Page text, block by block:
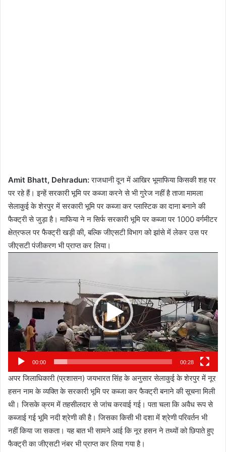
Amit Bhatt, Dehradun:राजधानी दून में आखिर भूमाफिया किसकी शह पर
पर रहे हैं। इन्हें सरकारी भूमि पर कब्जा करने से भी गुरेज नहीं है ताजा मामला
सेलाकुई के शेरपुर में सरकारी भूमि पर कब्जा कर प्लास्टिक का दाना बनाने की
फैक्ट्री से जुड़ा है। माफिया ने न सिर्फ सरकारी भूमि पर कब्जा पर 1000 वर्गमीटर
क्षेत्रफल पर फैक्ट्री खड़ी की, बल्कि जीएसटी विभाग को झांसे में लेकर उस पर
जीएसटी पंजीकरण भी प्राप्त कर लिया।
00:00 00:28
अपर जिलाधिकारी (प्रशासन) जयभारत सिंह के अनुसार सेलाकुई के शेरपुर में नूर
हसन नाम के व्यक्ति के सरकारी भूमि पर कब्जा कर फैक्ट्री बनाने की सूचना मिली
थी। जिसके क्रम में तहसीलदार से जांच करवाई गई। पता चला कि अवैध रूप से
कब्जाई गई भूमि नदी श्रेणी की है। जिसका किसी भी दशा में श्रेणी परिवर्तन भी
नहीं किया जा सकता। यह बात भी सामने आई कि नूर हसन ने तथ्यों को छिपाते हुए
फैक्ट्री का जीएसटी नंबर भी प्राप्त कर लिया गया है।